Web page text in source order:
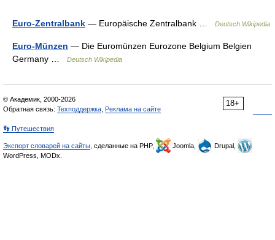
Euro-Zentralbank — Europäische Zentralbank … Deutsch Wikipedia
Euro-Münzen — Die Euromünzen Eurozone Belgium Belgien
Germany …
Deutsch Wikipedia
18+
© Академик, 2000-2026
Обратная связь: Техподдержка Реклама на сайте
👣 Путешествия
Экспорт словарей на сайты , сделанные на PHP, Joomla,
Drupal,
WordPress, MODx.